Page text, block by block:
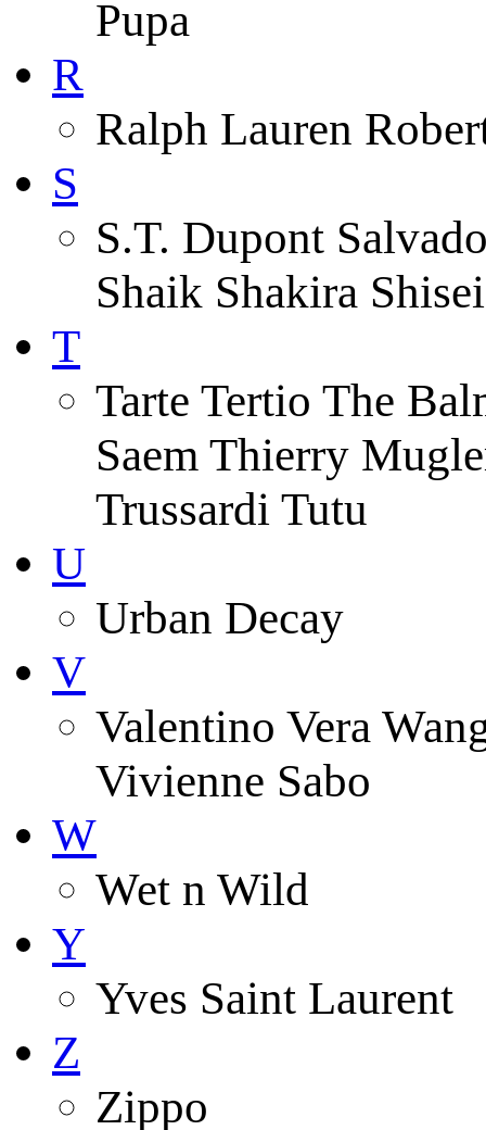
Pupa
R
Ralph Lauren
S
S.T. Dupont
Shaik Shakira
T
Tarte Tertio The
Saem Thierry
Trussardi Tutu
U
Urban Decay
V
Valentino Vera
Vivienne Sabo
W
Wet n Wild
Y
Yves Saint Laurent
Z
Zippo